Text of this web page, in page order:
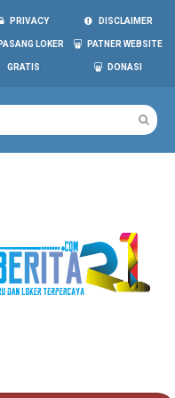
PRIVACY DISCLAIMER
PASANG LOKER
GRATIS
PATNER WEBSITE
DONASI